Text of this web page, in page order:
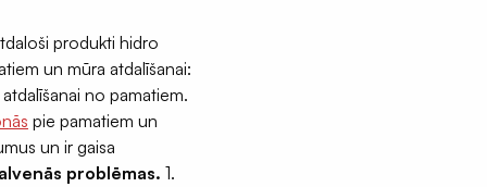
produkti hidro
un mūra atdalīšanai:
no pamatiem.
pie pamatiem un
un ir gaisa
problēmas. 1.